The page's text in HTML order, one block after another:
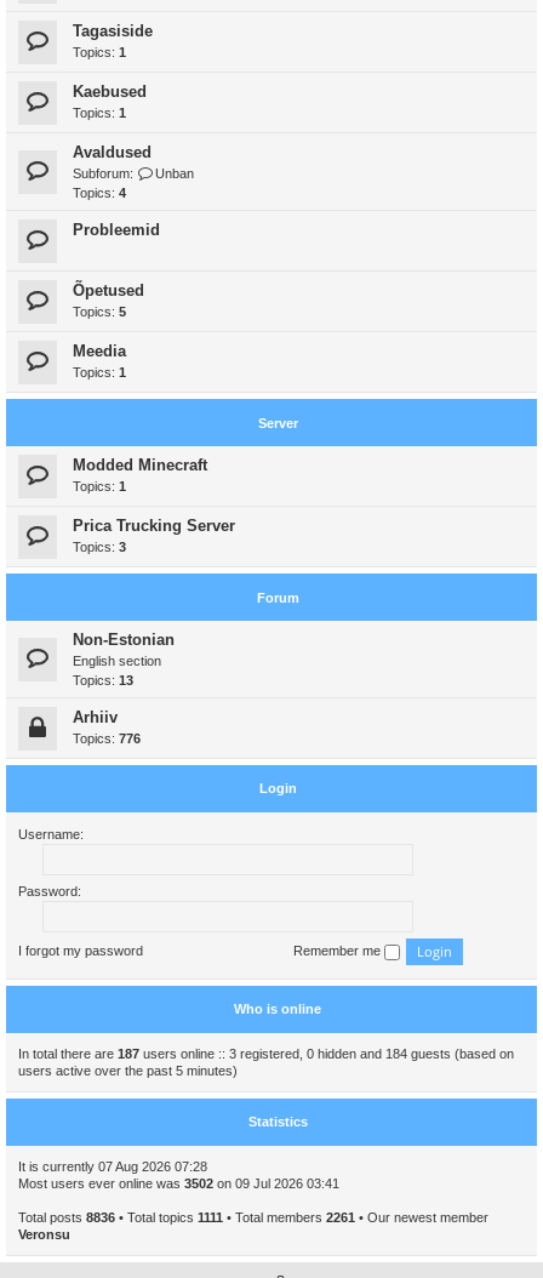
Tagasiside
Topics: 1
Kaebused
Topics: 1
Avaldused
Subforum:
Unban
Topics: 4
Probleemid
Õpetused
Topics: 5
Meedia
Topics: 1
Server
Modded Minecraft
Topics: 1
Prica Trucking Server
Topics: 3
Forum
Non-Estonian
English section
Topics: 13
Arhiiv
Topics: 776
Login
Username:
Password:
I forgot my password Remember me
Who is online
In total there are 187 users online :: 3 registered, 0 hidden and 184 guests (based on
users active over the past 5 minutes)
Statistics
It is currently 07 Aug 2026 07:28
Most users ever online was 3502 on 09 Jul 2026 03:41
Total posts 8836 • Total topics 1111 • Total members 2261 • Our newest member
Veronsu